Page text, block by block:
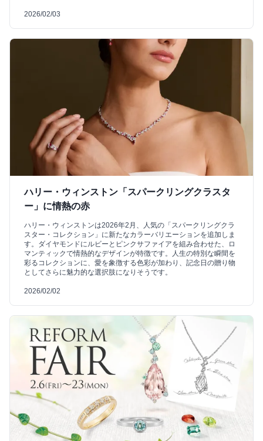
2026/02/03
ハリー・ウィンストン「スパークリングクラスタ
ー」に情熱の赤
ハリー・ウィンストンは2026年2月、人気の「スパークリングクラ
スター・コレクション」に新たなカラーバリエーションを追加しま
す。ダイヤモンドにルビーとピンクサファイアを組み合わせた、ロ
マンティックで情熱的なデザインが特徴です。人生の特別な瞬間を
彩るコレクションに、愛を象徴する色彩が加わり、記念日の贈り物
としてさらに魅力的な選択肢になりそうです。
2026/02/02